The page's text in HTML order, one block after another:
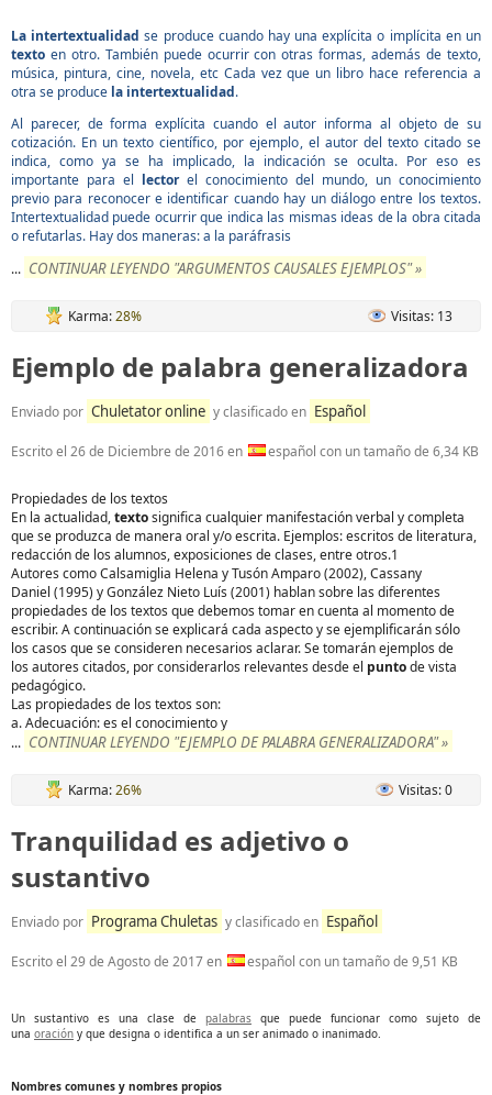
La intertextualidad se produce cuando hay una explícita o implícita en un
texto en otro. También puede ocurrir con otras formas, además de texto,
música, pintura, cine, novela, etc Cada vez que un libro hace referencia a
otra se produce la intertextualidad.
Al parecer, de forma explícita cuando el autor informa al objeto de su
cotización. En un texto científico, por ejemplo, el autor del texto citado se
indica, como ya se ha implicado, la indicación se oculta. Por eso es
importante para el lectorel conocimiento del mundo, un conocimiento
previo para reconocer e identificar cuando hay un diálogo entre los textos.
Intertextualidad puede ocurrir que indica las mismas ideas de la obra citada
o refutarlas. Hay dos maneras: a la paráfrasis
... CONTINUAR LEYENDO "ARGUMENTOS CAUSALES EJEMPLOS" »
Karma:28% Visitas: 13
Ejemplo de palabra generalizadora
Enviado por Chuletator online y clasificado en Español
Escrito el 26 de Diciembre de 2016en español con un tamaño de 6,34 KB
Propiedades de los textos
En la actualidad,textosignifica cualquier manifestación verbal y completa
que se produzca de manera oral y/o escrita. Ejemplos: escritos de literatura,
redacción de los alumnos, exposiciones de clases, entre otros.1
Autores como Calsamiglia Helena y Tusón Amparo (2002), Cassany
Daniel (1995) y González Nieto Luís (2001) hablan sobre las diferentes
propiedades de los textos que debemos tomar en cuenta al momento de
escribir. A continuación se explicará cada aspecto y se ejemplificarán sólo
los casos que se consideren necesarios aclarar. Se tomarán ejemplos de
los autores citados, por considerarlos relevantes desde el puntode vista
pedagógico.
Las propiedades de los textos son:
a. Adecuación: es el conocimiento y
... CONTINUAR LEYENDO "EJEMPLO DE PALABRA GENERALIZADORA" »
Karma:26% Visitas: 0
Tranquilidad es adjetivo o
sustantivo
Enviado por Programa Chuletas y clasificado en Español
Escrito el 29 de Agosto de 2017en español con un tamaño de 9,51 KB
Un sustantivo es una clase de palabras que puede funcionar como sujeto de
una oración y que designa o identifica a un ser animado o inanimado.
Nombres comunes y nombres propios